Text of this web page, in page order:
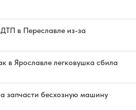
в Переславле из-за
в Ярославле легковушка сбила
запчасти бесхозную машину